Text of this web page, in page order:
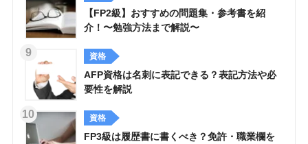
【FP2級】おすすめの問題集・参考書を紹
介！〜勉強方法まで解説〜
資格
AFP資格は名刺に表記できる？表記方法や必
要性を解説
資格
FP3級は履歴書に書くべき？免許・職業欄を